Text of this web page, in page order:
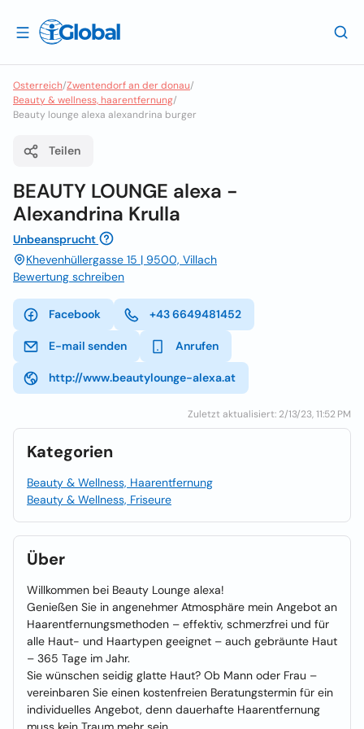
Osterreich/Zwentendorf an der donau/
Beauty & wellness, haarentfernung/
Beauty lounge alexa alexandrina burger
Teilen
BEAUTY LOUNGE alexa -
Alexandrina Krulla
Unbeansprucht
Khevenhüllergasse 15 | 9500, Villach
Bewertung schreiben
Facebook +43 6649481452
E-mail senden Anrufen
http://www.beautylounge-alexa.at
Zuletzt aktualisiert: 2/13/23, 11:52 PM
Kategorien
Beauty & Wellness, Haarentfernung
Beauty & Wellness, Friseure
Über
Willkommen bei Beauty Lounge alexa!
Genießen Sie in angenehmer Atmosphäre mein Angebot an
Haarentfernungsmethoden – effektiv, schmerzfrei und für
alle Haut- und Haartypen geeignet – auch gebräunte Haut
– 365 Tage im Jahr.
Sie wünschen seidig glatte Haut? Ob Mann oder Frau –
vereinbaren Sie einen kostenfreien Beratungstermin für ein
individuelles Angebot, denn dauerhafte Haarentfernung